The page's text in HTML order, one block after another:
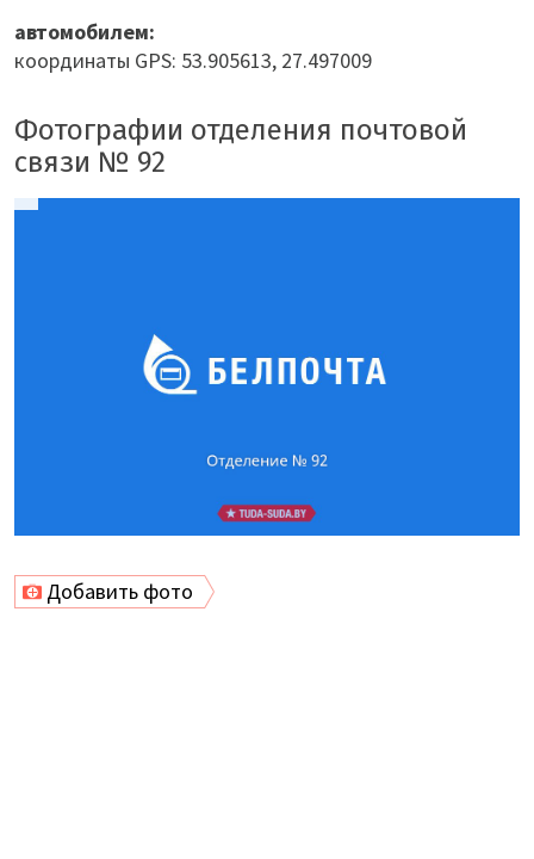
автомобилем:
координаты GPS: 53.905613, 27.497009
Фотографии отделения почтовой
связи № 92
Добавить фото